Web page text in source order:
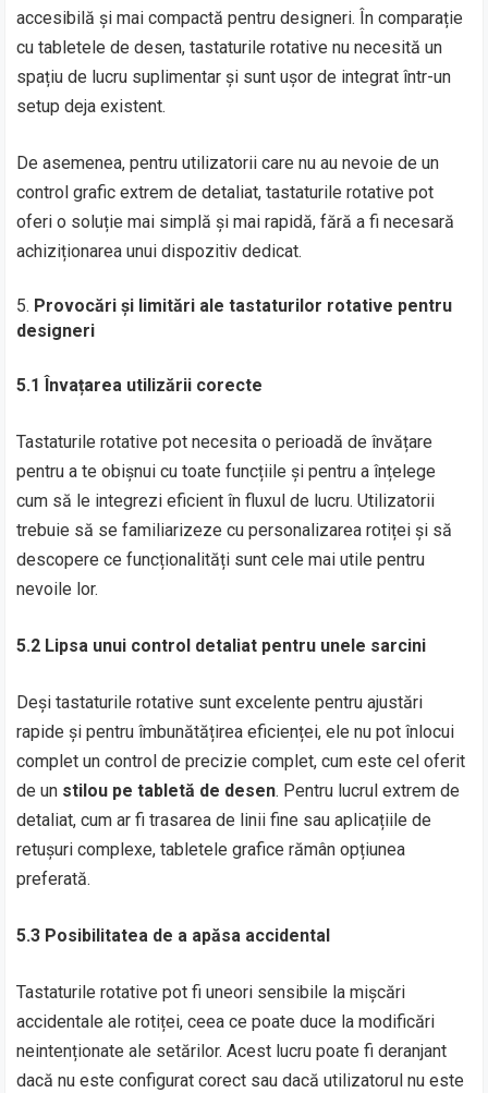
accesibilă și mai compactă pentru designeri. În comparație
cu tabletele de desen, tastaturile rotative nu necesită un
spațiu de lucru suplimentar și sunt ușor de integrat într-un
setup deja existent.
De asemenea, pentru utilizatorii care nu au nevoie de un
control grafic extrem de detaliat, tastaturile rotative pot
oferi o soluție mai simplă și mai rapidă, fără a fi necesară
achiziționarea unui dispozitiv dedicat.
Provocări și limitări ale tastaturilor rotative pentru
designeri
5.1 Învațarea utilizării corecte
Tastaturile rotative pot necesita o perioadă de învățare
pentru a te obișnui cu toate funcțiile și pentru a înțelege
cum să le integrezi eficient în fluxul de lucru. Utilizatorii
trebuie să se familiarizeze cu personalizarea rotiței și să
descopere ce funcționalități sunt cele mai utile pentru
nevoile lor.
5.2 Lipsa unui control detaliat pentru unele sarcini
Deși tastaturile rotative sunt excelente pentru ajustări
rapide și pentru îmbunătățirea eficienței, ele nu pot înlocui
complet un control de precizie complet, cum este cel oferit
de un stilou pe tabletă de desen. Pentru lucrul extrem de
detaliat, cum ar fi trasarea de linii fine sau aplicațiile de
retușuri complexe, tabletele grafice rămân opțiunea
preferată.
5.3 Posibilitatea de a apăsa accidental
Tastaturile rotative pot fi uneori sensibile la mișcări
accidentale ale rotiței, ceea ce poate duce la modificări
neintenționate ale setărilor. Acest lucru poate fi deranjant
dacă nu este configurat corect sau dacă utilizatorul nu este